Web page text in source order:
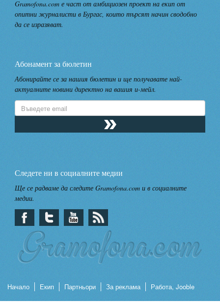
Gramofona.com е част от амбициозен проект на екип от
опитни журналисти в Бургас, които търсят начин сводобно
да се изразяват.
Абонамент за бюлетин
Абонирайте се за нашия бюлетин и ще получавате най-
актуалните новини директно на вашия и-мейл.
Следете ни в социалните медии
Ще се радваме да следите Gramofona.com и в социалните
медии.
Начало Екип Партньори За реклама Работа, Jooble